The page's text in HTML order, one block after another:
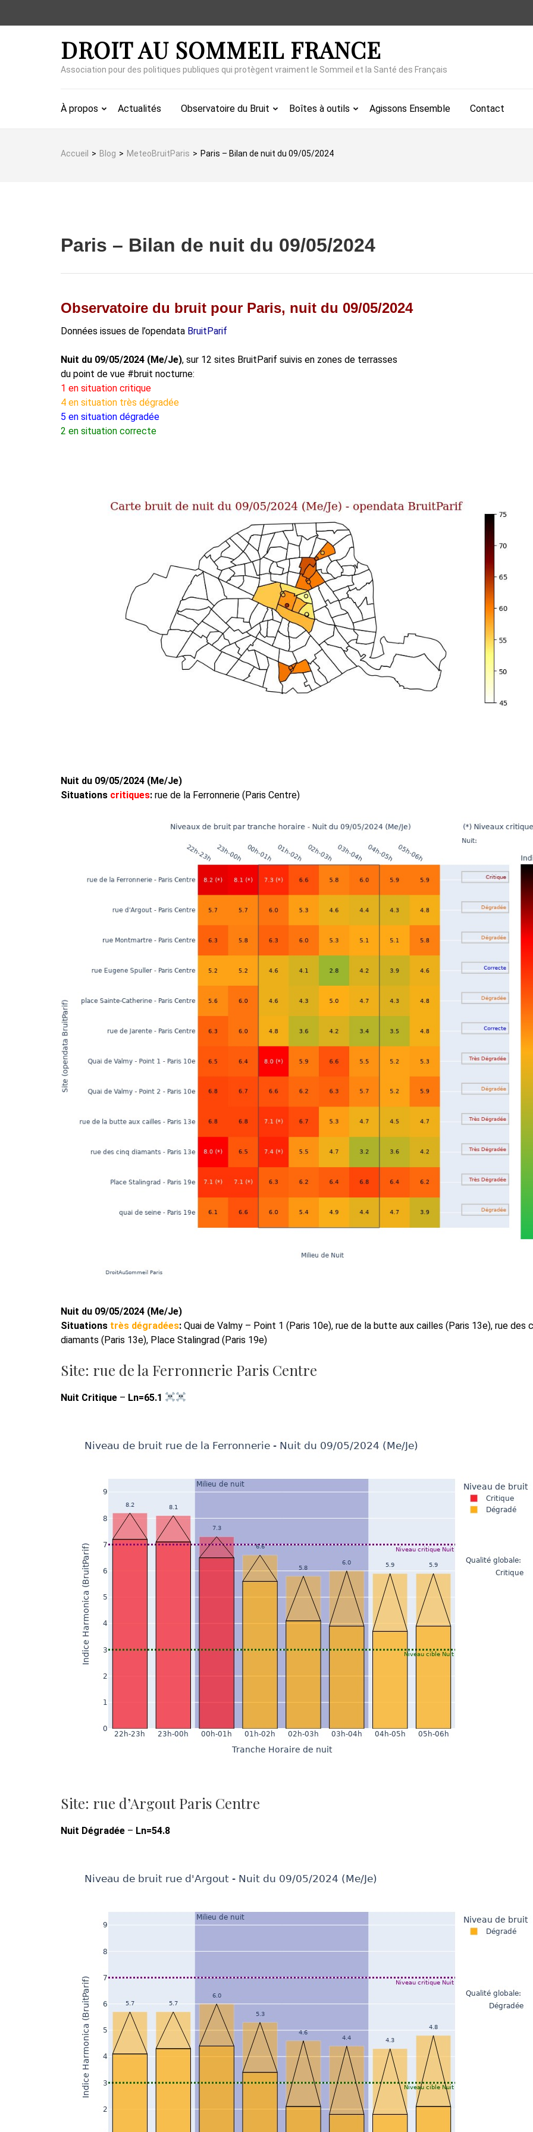
DROIT AU SOMMEIL FRANCE
Association pour des politiques publiques qui protègent vraiment le Sommeil et la Santé des Français
À propos Actualités Observatoire du Bruit Boîtes à outils Agissons Ensemble Contact
Accueil > Blog > MeteoBruitParis > Paris – Bilan de nuit du 09/05/2024
Paris – Bilan de nuit du 09/05/2024
Observatoire du bruit pour Paris, nuit du 09/05/2024
Données issues de l’opendata BruitParif
Nuit du 09/05/2024 (Me/Je), sur 12 sites BruitParif suivis en zones de terrasses
du point de vue #bruit nocturne:
1 en situation critique
4 en situation très dégradée
5 en situation dégradée
2 en situation correcte
Nuit du 09/05/2024 (Me/Je)
Situations critiques: rue de la Ferronnerie (Paris Centre)
Nuit du 09/05/2024 (Me/Je)
Situations très dégradées: Quai de Valmy – Point 1 (Paris 10e), rue de la butte aux cailles (Paris 13e), rue des
diamants (Paris 13e), Place Stalingrad (Paris 19e)
Site: rue de la Ferronnerie Paris Centre
Nuit Critique – Ln=65.1
Site: rue d’Argout Paris Centre
Nuit Dégradée – Ln=54.8